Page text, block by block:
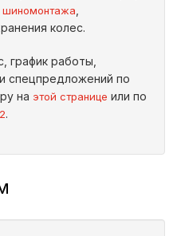
шиномонтажа
колес.
график работы,
спецпредложений по
на этой странице или по
.